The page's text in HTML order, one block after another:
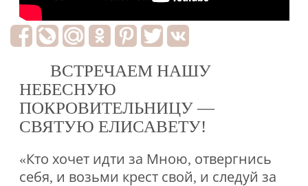
ВСТРЕЧАЕМ НАШУ
НЕБЕСНУЮ
ПОКРОВИТЕЛЬНИЦУ —
СВЯТУЮ ЕЛИСАВЕТУ!
«Кто хочет идти за Мною, отвергнись
себя, и возьми крест свой, и следуй за